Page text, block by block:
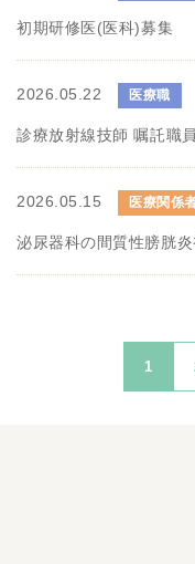
初期研修医(医科)募集
2026.05.22 医療職
診療放射線技師 嘱託職
2026.05.15 医療関係
泌尿器科の間質性膀胱
1